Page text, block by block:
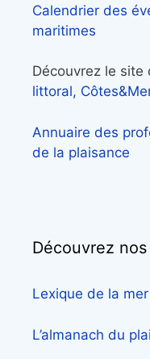
Calendrier des
maritimes
Découvrez le site
littoral,
Annuaire des
de la plaisance
Découvrez
Lexique de la
L’almanach du